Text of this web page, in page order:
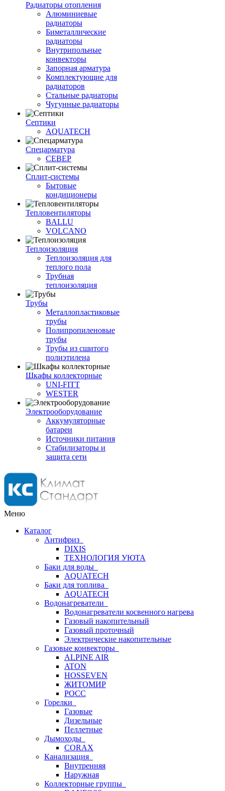
Радиаторы отопления
Алюминиевые
радиаторы
Биметаллические
радиаторы
Внутрипольные
конвекторы
Запорная арматура
Комплектующие для
радиаторов
Стальные радиаторы
Чугунные радиаторы
Септики
AQUATECH
Спецарматура
СЕВЕР
Сплит-системы
Бытовые
кондиционеры
Тепловентиляторы
BALLU
VOLCANO
Теплоизоляция
Теплоизоляция для
теплого пола
Трубная
теплоизоляция
Трубы
Металлопластиковые
трубы
Полипропиленовые
трубы
Трубы из сшитого
полиэтилена
Шкафы коллекторные
UNI-FITT
WESTER
Электрооборудование
Аккумуляторные
батареи
Источники питания
Стабилизаторы и
защита сети
Меню
Каталог
Антифриз
DIXIS
ТЕХНОЛОГИЯ УЮТА
Баки для воды
AQUATECH
Баки для топлива
AQUATECH
Водонагреватели
Водонагреватели косвенного нагрева
Газовый накопительный
Газовый проточный
Электрические накопительные
Газовые конвекторы
ALPINE AIR
ATON
HOSSEVEN
ЖИТОМИР
РОСС
Горелки
Газовые
Дизельные
Пеллетные
Дымоходы
CORAX
Канализация
Внутренняя
Наружная
Коллекторные группы